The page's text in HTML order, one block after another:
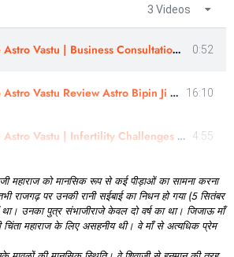
3 Videos
Sshree Astro Vastu | Business Consultation - Review | Mr Mahendra Patel | In Gujarati 0:52
Sshree Astro Vastu Review Astro Bipin Ji Nakshatra Rahasyam In Hindi 16:10
Sshree Astro Vastu | Infertility Challenges |Reviewed By - Rajendra Guruji | In Hindi 4:55
महाराजकोमानसिकरूपसेकईपीड़ाओंकासामनाकरना
राजगढ़परउनकीरानीसईबाईकानिधनहोगया (5 सितंबर
था। उनकापुत्रसंभाजीराजेकेवलदोवर्षकाथा। जिजाऊमाँ
चिंतामहाराजकेलिएअसहनीयथी। वेमाँसेअत्यधिकप्रेम